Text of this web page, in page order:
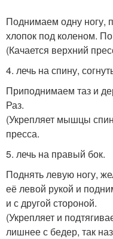
Поднимаем одну ногу,
хлопок под коленом.
(Качается верхний
4. лечь на спину,
Приподнимаем таз и
Раз.
(Укрепляет мышцы
пресса.
5. лечь на правый бок.
Поднять левую ногу,
её левой рукой и
и с другой стороной.
(Укрепляет и
лишнее с бедер, так